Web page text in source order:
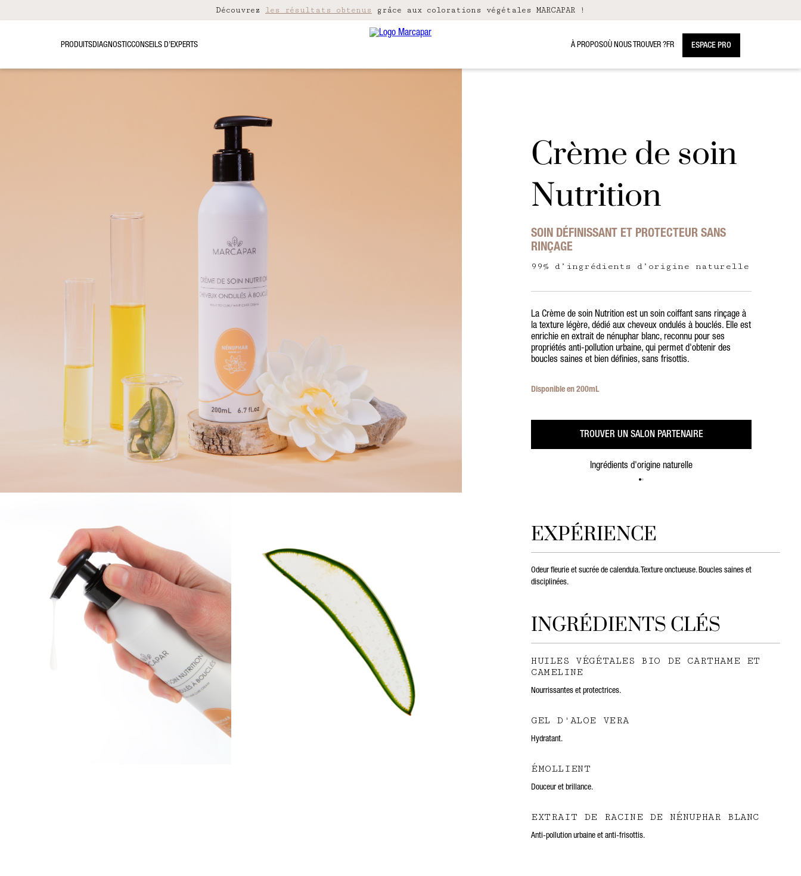
Découvrez les résultats obtenus grâce aux colorations végétales MARCAPAR !
PRODUITSDIAGNOSTICCONSEILS D’EXPERTS À PROPOSOÙ NOUS TROUVER ?FR ESPACE PRO
Crème de soin
Nutrition
SOIN DÉFINISSANT ET PROTECTEUR SANS
RINÇAGE
99% d’ingrédients d’origine naturelle
La Crème de soin Nutrition est un soin coiffant sans rinçage à
la texture légère, dédié aux cheveux ondulés à bouclés. Elle est
enrichie en extrait de nénuphar blanc, reconnu pour ses
propriétés anti-pollution urbaine, qui permet d'obtenir des
boucles saines et bien définies, sans frisottis.
Disponible en 200mL
TROUVER UN SALON PARTENAIRE
Ingrédients d'origine naturelle
EXPÉRIENCE
Odeur fleurie et sucrée de calendula. Texture onctueuse. Boucles saines et
disciplinées.
INGRÉDIENTS CLÉS
HUILES VÉGÉTALES BIO DE CARTHAME ET
CAMELINE
Nourrissantes et protectrices.
GEL D'ALOE VERA
Hydratant.
ÉMOLLIENT
Douceur et brillance.
EXTRAIT DE RACINE DE NÉNUPHAR BLANC
Anti-pollution urbaine et anti-frisottis.